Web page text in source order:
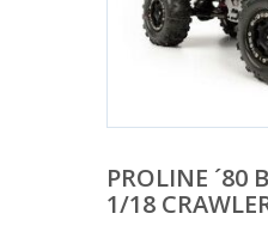
PROLINE ´80
1/18